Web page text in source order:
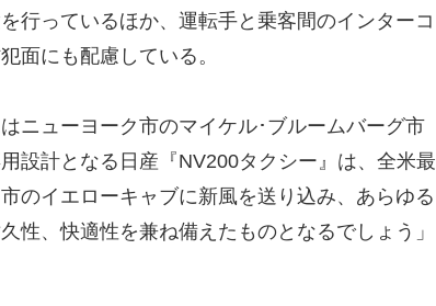
行っているほか、運転手と乗客間のインターコ
面にも配慮している。
ニューヨーク市のマイケル･ブルームバーグ市
設計となる日産『NV200タクシー』は、全米最
のイエローキャブに新風を送り込み、あらゆる
性、快適性を兼ね備えたものとなるでしょう」